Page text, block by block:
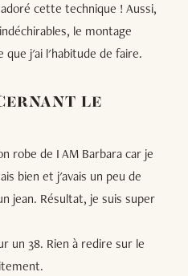
cette technique ! Aussi,
le montage
j'ai l'habitude de faire.
LE
robe de I AM Barbara car je
bien et j'avais un peu de
jean. Résultat, je suis super
un 38. Rien à redire sur le